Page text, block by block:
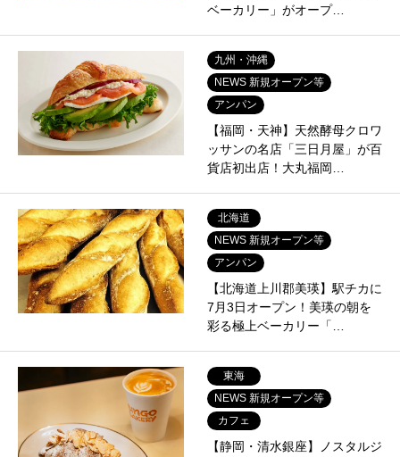
ベーカリー」がオープ…
九州・沖縄
NEWS 新規オープン等
アンパン
【福岡・天神】天然酵母クロワ
ッサンの名店「三日月屋」が百
貨店初出店！大丸福岡…
北海道
NEWS 新規オープン等
アンパン
【北海道上川郡美瑛】駅チカに
7月3日オープン！美瑛の朝を
彩る極上ベーカリー「…
東海
NEWS 新規オープン等
カフェ
【静岡・清水銀座】ノスタルジ